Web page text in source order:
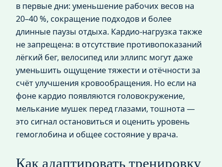
в первые дни: уменьшение рабочих весов на
20–40 %, сокращение подходов и более
длинные паузы отдыха. Кардио-нагрузка также
не запрещена: в отсутствие противопоказаний
лёгкий бег, велосипед или эллипс могут даже
уменьшить ощущение тяжести и отёчности за
счёт улучшения кровообращения. Но если на
фоне кардио появляются головокружение,
мелькание мушек перед глазами, тошнота —
это сигнал остановиться и оценить уровень
гемоглобина и общее состояние у врача.
Как адаптировать тренировку